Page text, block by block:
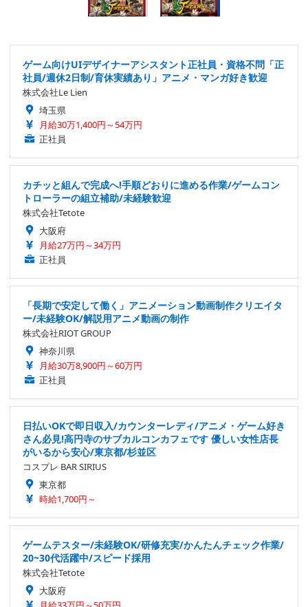
ゲーム向けUIデザイナーアシスタント正社員・資格不問「正
社員/週休2日制/育休実績あり」アニメ・マンガ好き歓迎
株式会社Le Lien
埼玉県
月給30万1,400円～54万円
正社員
カチッと組んで完成へ!手順どおりに進める作業/ゲームコン
トローラーの組立補助/未経験歓迎
株式会社Tetote
大阪府
月給27万円～34万円
正社員
「長期で安定して働く」アニメーション動画制作クリエイタ
ー/未経験OK/解説用アニメ動画の制作
株式会社RIOT GROUP
神奈川県
月給30万8,900円～60万円
正社員
日払いOKで即日収入/カウンターレディ/アニメ・ゲーム好き
さん必見!高円寺のサブカルコンカフェです 優しい女性店長
がいるから安心/東京都/杉並区
コスプレ BAR SIRIUS
東京都
時給1,700円～
ゲームテスター/未経験OK/研修充実/かんたんチェック作業/
20~30代活躍中/スピード採用
株式会社Tetote
大阪府